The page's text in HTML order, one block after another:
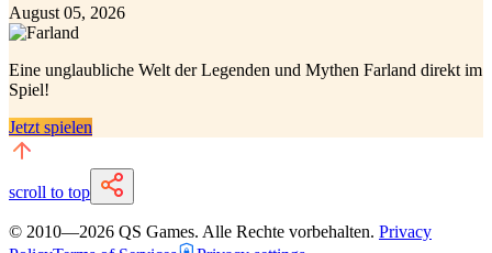
August 05, 2026
Eine unglaubliche Welt der Legenden und Mythen Farland direkt im
Spiel!
Jetzt spielen
scroll to top
© 2010—2026 QS Games. Alle Rechte vorbehalten. Privacy